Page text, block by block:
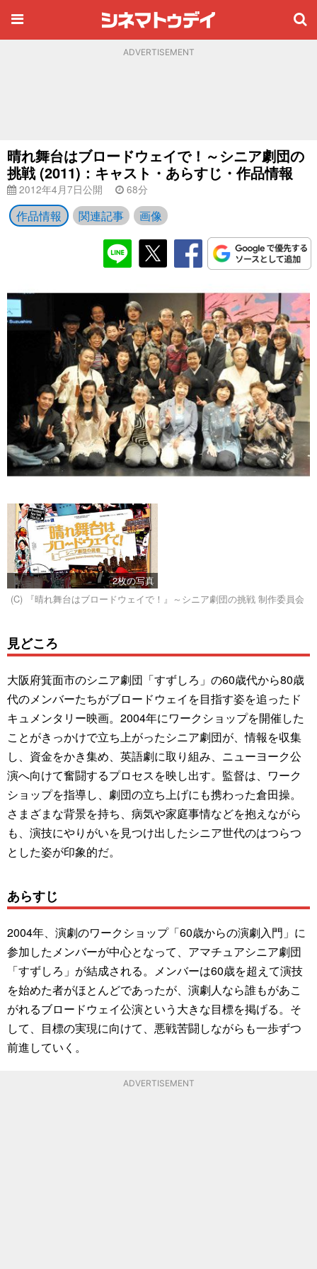
ADVERTISEMENT
晴れ舞台はブロードウェイで！～シニア劇団の
挑戦 (2011)：キャスト・あらすじ・作品情報
2012年4月7日公開 68分
作品情報 関連記事 画像
2枚の写真
(C) 『晴れ舞台はブロードウェイで！』～シニア劇団の挑戦 制作委員会
見どころ
大阪府箕面市のシニア劇団「すずしろ」の60歳代から80歳
代のメンバーたちがブロードウェイを目指す姿を追ったド
キュメンタリー映画。2004年にワークショップを開催した
ことがきっかけで立ち上がったシニア劇団が、情報を収集
し、資金をかき集め、英語劇に取り組み、ニューヨーク公
演へ向けて奮闘するプロセスを映し出す。監督は、ワーク
ショップを指導し、劇団の立ち上げにも携わった倉田操。
さまざまな背景を持ち、病気や家庭事情などを抱えながら
も、演技にやりがいを見つけ出したシニア世代のはつらつ
とした姿が印象的だ。
あらすじ
2004年、演劇のワークショップ「60歳からの演劇入門」に
参加したメンバーが中心となって、アマチュアシニア劇団
「すずしろ」が結成される。メンバーは60歳を超えて演技
を始めた者がほとんどであったが、演劇人なら誰もがあこ
がれるブロードウェイ公演という大きな目標を掲げる。そ
して、目標の実現に向けて、悪戦苦闘しながらも一歩ずつ
前進していく。
ADVERTISEMENT